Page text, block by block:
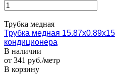
Трубка медная
Трубка медная
кондиционера
В наличии
от 341 руб./метр
В корзину